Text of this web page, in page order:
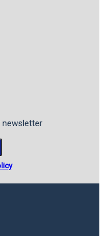
newsletter